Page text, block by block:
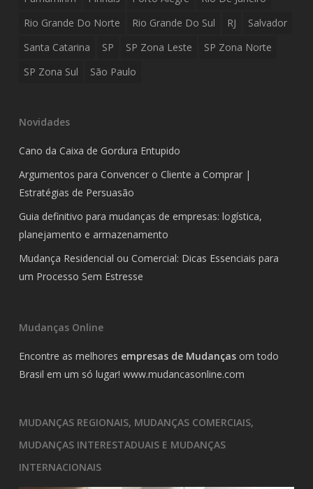
Rio Grande Do Norte
Rio Grande Do Sul RJ
Salvador
Santa Catarina
SP SP Zona Leste
SP Zona Norte
SP Zona Sul
São Paulo
Novidades
Cano da Caixa de Gordura Entupido
Argumentos para Convencer o Cliente a Comprar |
Estratégias de Persuasão
Guia definitivo para mudanças de empresas: logística,
planejamento e armazenamento
Mudança Residencial ou Comercial: Dicas Essenciais para
um Processo Sem Estresse
Mudanças Online
Encontre as melhores empresas de Mudançasom todo
Brasil em um só lugar! www.mudancasonline.com
MUDANÇAS REGIONAIS, MUDANÇAS COMERCIAIS,
MUDANÇAS INTERESTADUAIS E MUDANÇAS
INTERNACIONAIS